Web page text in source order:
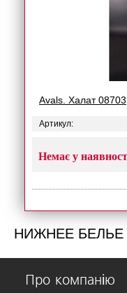
Avals. Халат 08703
Артикул:
Немає у
НИЖНЕЕ БЕЛЬЕ
Про компанію